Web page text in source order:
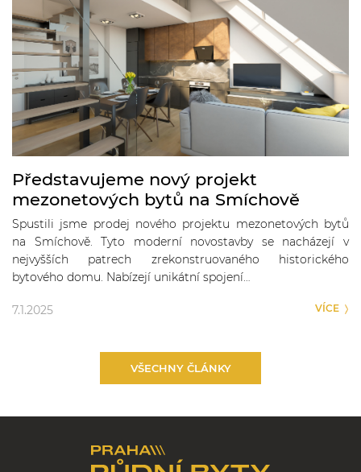
Představujeme nový projekt
mezonetových bytů na Smíchově
Spustili jsme prodej nového projektu mezonetových bytů
na Smíchově. Tyto moderní novostavby se nacházejí v
nejvyšších patrech zrekonstruovaného historického
bytového domu. Nabízejí unikátní spojení…
7.1.2025 VÍCE
VŠECHNY ČLÁNKY